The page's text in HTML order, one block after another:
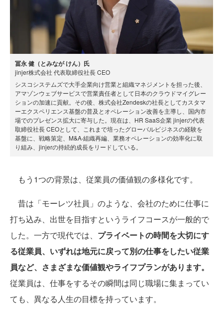
冨永 健（とみなが けん）氏
jinjer株式会社 代表取締役社長 CEO
シスコシステムズで⼤⼿企業向け営業と組織マネジメントを担った後、
アマゾンウェブサービスで営業責任者として⽇本のクラウドマイグレー
ションの加速に貢献。その後、株式会社Zendeskの社⻑としてカスタマ
ーエクスペリエンス基盤の普及とオペレーション改善を主導し、国内市
場でのプレゼンス拡⼤に寄与した。現在は、HR SaaS企業 jinjerの代表
取締役社⻑ CEOとして、これまで培ったグローバルビジネスの経験を
基盤に、戦略策定、M&A‧組織再編、業務オペレーションの効率化に取
り組み、jinjerの持続的成⻑をリードしている。
もう1つの背景は、従業員の価値観の多様化です。
昔は「モーレツ社員」のような、会社のために仕事に
打ち込み、出世を目指すというライフコースが一般的で
した。一方で現代では、 プライベートの時間を大切にす
る従業員、いずれは地元に戻って別の仕事をしたい従業
員など、さまざまな価値観やライフプランがあります。
従業員は、仕事をするその瞬間は同じ職場に集まってい
ても、異なる人生の目標を持っています。